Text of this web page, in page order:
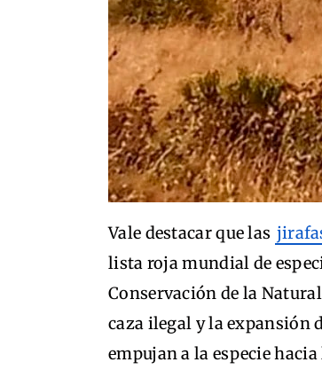
Vale destacar que las
lista roja mundial de
Conservación de la
caza ilegal y la expansión
empujan a la especie